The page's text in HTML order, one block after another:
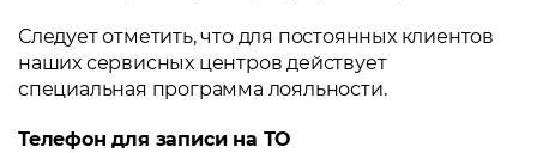
Следует отметить, что для постоянных клиентов
наших сервисных центров действует
специальная программа лояльности.
Телефон для записи на ТО